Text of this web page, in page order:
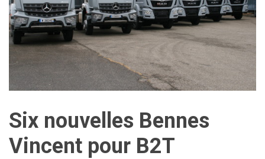
Six nouvelles Bennes
Vincent pour B2T